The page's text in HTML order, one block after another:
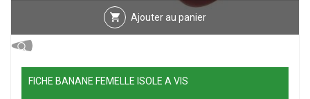
Ajouter au panier
FICHE BANANE FEMELLE ISOLE A VIS